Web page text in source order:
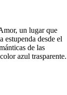
un lugar que
estupenda desde el
de las
azul trasparente.